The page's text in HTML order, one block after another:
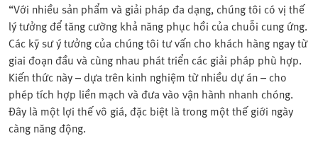
“Với nhiều sản phẩm và giải pháp đa dạng, chúng tôi có vị thế
lý tưởng để tăng cường khả năng phục hồi của chuỗi cung ứng.
Các kỹ sư ý tưởng của chúng tôi tư vấn cho khách hàng ngay từ
giai đoạn đầu và cùng nhau phát triển các giải pháp phù hợp.
Kiến thức này – dựa trên kinh nghiệm từ nhiều dự án – cho
phép tích hợp liền mạch và đưa vào vận hành nhanh chóng.
Đây là một lợi thế vô giá, đặc biệt là trong một thế giới ngày
càng năng động.